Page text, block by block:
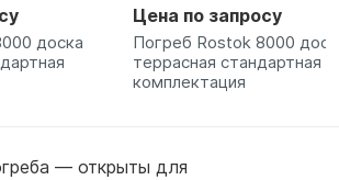
доска
Цена по запросу
Погреб Rostok 8000
террасная стандартная
комплектация
— открыты для